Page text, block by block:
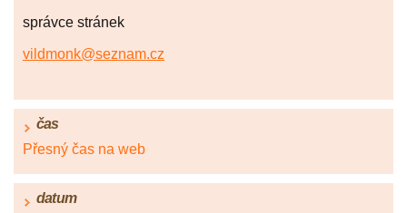
správce stránek
vildmonk@seznam.cz
čas
Přesný čas na web
datum